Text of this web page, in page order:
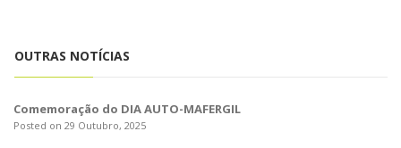
OUTRAS NOTÍCIAS
Comemoração do DIA AUTO-MAFERGIL
Posted on 29 Outubro, 2025